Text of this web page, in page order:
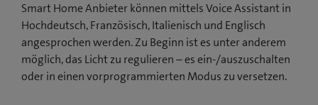
Smart Home Anbieter können mittels Voice Assistant in
Hochdeutsch, Französisch, Italienisch und Englisch
angesprochen werden. Zu Beginn ist es unter anderem
möglich, das Licht zu regulieren – es ein-/auszuschalten
oder in einen vorprogrammierten Modus zu versetzen.